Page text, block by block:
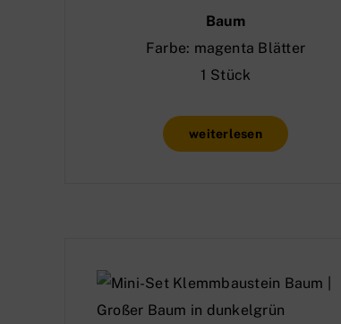
Baum
Farbe: magenta Blätter
1 Stück
weiterlesen